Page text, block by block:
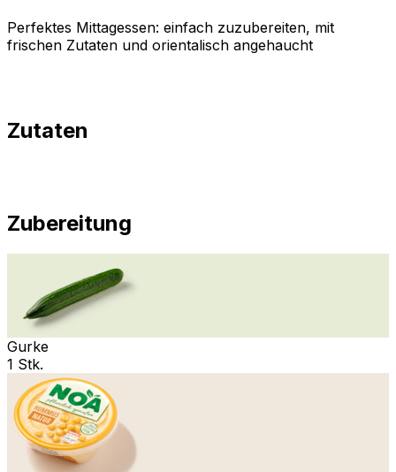
Perfektes Mittagessen: einfach zuzubereiten, mit
frischen Zutaten und orientalisch angehaucht
Zutaten
Zubereitung
Gurke
1 Stk.